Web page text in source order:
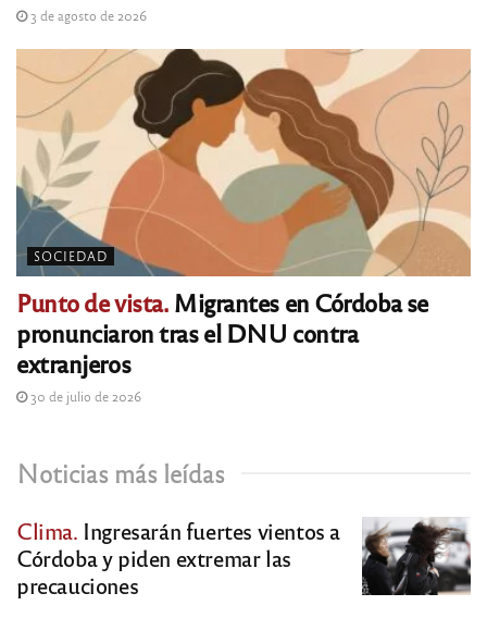
3 de agosto de 2026
SOCIEDAD
Punto de vista.Migrantes en Córdoba se
pronunciaron tras el DNU contra
extranjeros
30 de julio de 2026
Noticias más leídas
Clima. Ingresarán fuertes vientos a
Córdoba y piden extremar las
precauciones